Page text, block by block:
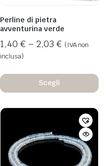
Perline di pietra
avventurina verde
1,40 € – 2,03 € (IVA non
inclusa)
Scegli